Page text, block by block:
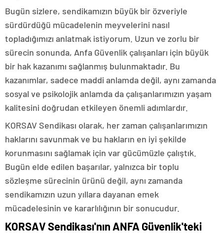
Bugün sizlere, sendikamızın büyük bir özveriyle
sürdürdüğü mücadelenin meyvelerini nasıl
topladığımızı anlatmak istiyorum. Uzun ve zorlu bir
sürecin sonunda, Anfa Güvenlik çalışanları için büyük
bir hak kazanımı sağlanmış bulunmaktadır. Bu
kazanımlar, sadece maddi anlamda değil, aynı zamanda
sosyal ve psikolojik anlamda da çalışanlarımızın yaşam
kalitesini doğrudan etkileyen önemli adımlardır.
KORSAV Sendikası olarak, her zaman çalışanlarımızın
haklarını savunmak ve bu hakların en iyi şekilde
korunmasını sağlamak için var gücümüzle çalıştık.
Bugün elde edilen başarılar, yalnızca bir toplu
sözleşme sürecinin ürünü değil, aynı zamanda
sendikamızın uzun yıllara dayanan emek
mücadelesinin ve kararlılığının bir sonucudur.
KORSAV Sendikası'nın ANFA Güvenlik'teki